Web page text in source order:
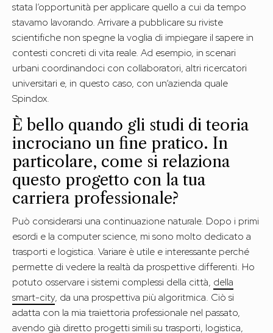
stata l’opportunità per applicare quello a cui da tempo
stavamo lavorando. Arrivare a pubblicare su riviste
scientifiche non spegne la voglia di impiegare il sapere in
contesti concreti di vita reale. Ad esempio, in scenari
urbani coordinandoci con collaboratori, altri ricercatori
universitari e, in questo caso, con un’azienda quale
Spindox.
È bello quando gli studi di teoria
incrociano un fine pratico. In
particolare, come si relaziona
questo progetto con la tua
carriera professionale?
Può considerarsi una continuazione naturale. Dopo i primi
esordi e la computer science, mi sono molto dedicato a
trasporti e logistica. Variare è utile e interessante perché
permette di vedere la realtà da prospettive differenti. Ho
potuto osservare i sistemi complessi della città, della
smart-city, da una prospettiva più algoritmica. Ciò si
adatta con la mia traiettoria professionale nel passato,
avendo già diretto progetti simili su trasporti, logistica,